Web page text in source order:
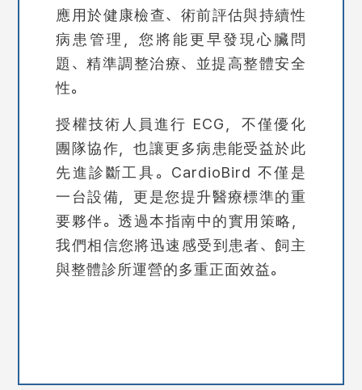
應用於健康檢查、術前評估與持續性
病患管理，您將能更早發現心臟問
題、精準調整治療、並提高整體安全
性。
授權技術人員進行 ECG，不僅優化
團隊協作，也讓更多病患能受益於此
先進診斷工具。CardioBird 不僅是
一台設備，更是您提升醫療標準的重
要夥伴。透過本指南中的實用策略，
我們相信您將迅速感受到患者、飼主
與整體診所運營的多重正面效益。